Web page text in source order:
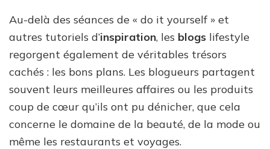
Au-delà des séances de « do it yourself » et
autres tutoriels d’inspiration, les blogs lifestyle
regorgent également de véritables trésors
cachés : les bons plans. Les blogueurs partagent
souvent leurs meilleures affaires ou les produits
coup de cœur qu’ils ont pu dénicher, que cela
concerne le domaine de la beauté, de la mode ou
même les restaurants et voyages.